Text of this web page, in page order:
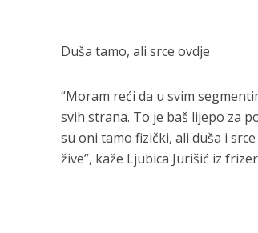
Duša tamo, ali srce ovdje
“Moram reći da u svim
svih strana. To je baš lijepo za
su oni tamo fizički, ali duša i
žive”, kaže Ljubica Jurišić iz